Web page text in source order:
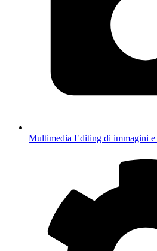
Multimedia Editing di immagini